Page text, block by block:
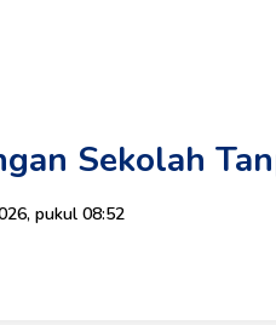
Sekolah
pukul 08:52